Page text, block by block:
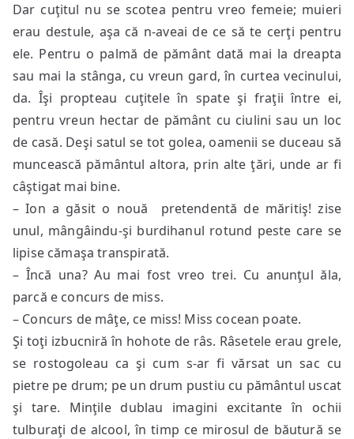
Dar cuţitul nu se scotea pentru vreo femeie; muieri
erau destule, aşa că n-aveai de ce să te cerţi pentru
ele. Pentru o palmă de pământ dată mai la dreapta
sau mai la stânga, cu vreun gard, în curtea vecinului,
da. Îşi propteau cuţitele în spate şi fraţii între ei,
pentru vreun hectar de pământ cu ciulini sau un loc
de casă. Deşi satul se tot golea, oamenii se duceau să
muncească pământul altora, prin alte ţări, unde ar fi
câştigat mai bine.
– Ion a găsit o nouă pretendentă de măritiş! zise
unul, mângâindu-şi burdihanul rotund peste care se
lipise cămaşa transpirată.
– Încă una? Au mai fost vreo trei. Cu anunţul ăla,
parcă e concurs de miss.
– Concurs de mâţe, ce miss! Miss cocean poate.
Şi toţi izbucniră în hohote de râs. Râsetele erau grele,
se rostogoleau ca şi cum s-ar fi vărsat un sac cu
pietre pe drum; pe un drum pustiu cu pământul uscat
şi tare. Minţile dublau imagini excitante în ochii
tulburaţi de alcool, în timp ce mirosul de băutură se